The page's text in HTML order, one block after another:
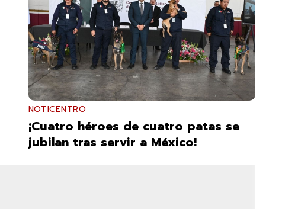
NOTICENTRO
¡Cuatro héroes de cuatro patas se
jubilan tras servir a México!